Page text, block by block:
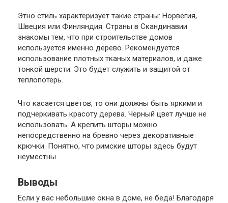
Этно стиль характеризует такие страны: Норвегия,
Швеция или Финляндия. Страны в Скандинавии
знакомы тем, что при строительстве домов
используется именно дерево. Рекомендуется
использование плотных тканых материалов, и даже
тонкой шерсти. Это будет служить и защитой от
теплопотерь.
Что касается цветов, то они должны быть яркими и
подчеркивать красоту дерева. Черный цвет лучше не
использовать. А крепить шторы можно
непосредственно на бревно через декоративные
крючки. Понятно, что римские шторы здесь будут
неуместны.
Выводы
Если у вас небольшие окна в доме, не беда! Благодаря